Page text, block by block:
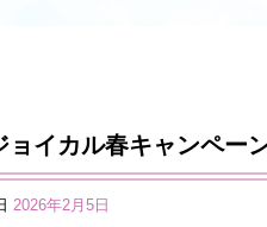
ョイカル春キャンペー
2026年2月5日